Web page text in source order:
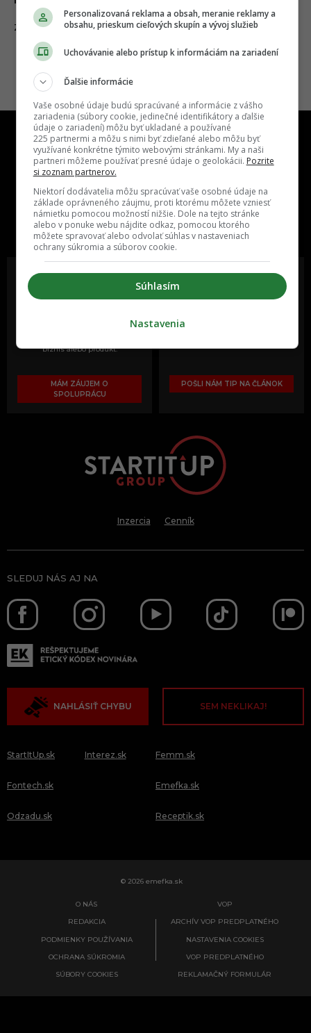
ZÁBAVA 25.01.2019
One time najzábavnejšie miesto na
slovenskom internete, next time
najzabávnejšie miesto na svete
biznis alebo produkt.
MÁM ZÁUJEM O
SPOLUPRÁCU
poznáš niekoho, o kom by sme
POŠLI NÁM TIP NA ČLÁNOK
Inzercia Cenník
SLEDUJ NÁS AJ NA
NAHLÁSIŤ CHYBU SEM NEKLIKAJ!
StartItUp.sk
Fontech.sk
Odzadu.sk
Interez.sk Femm.sk
Emefka.sk
Receptik.sk
© 2026 emefka.sk
O NÁS
REDAKCIA
PODMIENKY POUŽÍVANIA
OCHRANA SÚKROMIA
SÚBORY COOKIES
VOP
ARCHÍV VOP PREDPLATNÉHO
NASTAVENIA COOKIES
VOP PREDPLATNÉHO
REKLAMAČNÝ FORMULÁR
Personalizovaná reklama a obsah, meranie reklamy a
obsahu, prieskum cieľových skupín a vývoj služieb
Uchovávanie alebo prístup k informáciám na zariadení
Ďalšie informácie
Vaše osobné údaje budú spracúvané a informácie z vášho
zariadenia (súbory cookie, jedinečné identifikátory a ďalšie
údaje o zariadení) môžu byť ukladané a používané
225 partnermi a môžu s nimi byť zdieľané alebo môžu byť
využívané konkrétne týmito webovými stránkami. My a naši
partneri môžeme používať presné údaje o geolokácii. Pozrite
si zoznam partnerov.
Niektorí dodávatelia môžu spracúvať vaše osobné údaje na
základe oprávneného záujmu, proti ktorému môžete vzniesť
námietku pomocou možností nižšie. Dole na tejto stránke
alebo v ponuke webu nájdite odkaz, pomocou ktorého
môžete spravovať alebo odvolať súhlas v nastaveniach
ochrany súkromia a súborov cookie.
Súhlasím
Nastavenia